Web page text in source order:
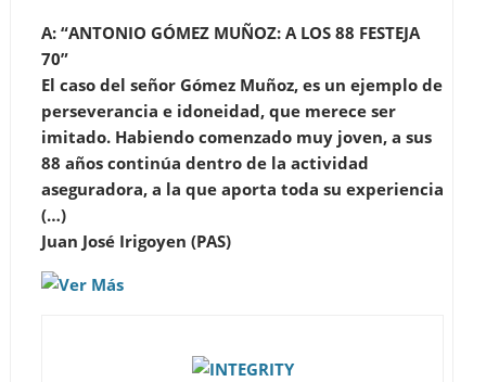
A: “ANTONIO GÓMEZ MUÑOZ: A LOS 88 FESTEJA
70”
El caso del señor Gómez Muñoz, es un ejemplo de
perseverancia e idoneidad, que merece ser
imitado. Habiendo comenzado muy joven, a sus
88 años continúa dentro de la actividad
aseguradora, a la que aporta toda su experiencia
(…)
Juan José Irigoyen (PAS)